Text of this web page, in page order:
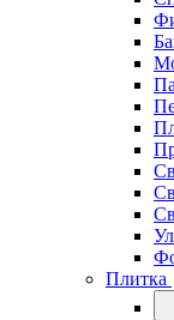
Плитка